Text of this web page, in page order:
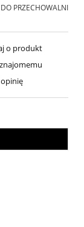
PRZECHOWALNI
o produkt
PŁATNOŚCI